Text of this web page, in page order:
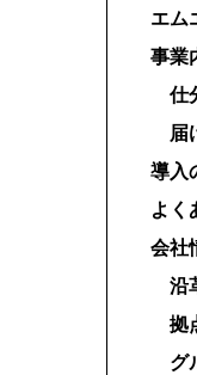
エム
事業
仕
届
導入
よく
会社
沿
拠
グ